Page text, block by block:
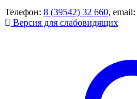
Телефон: 8 (39542) 32 660, email:
Версия для слабовидящих